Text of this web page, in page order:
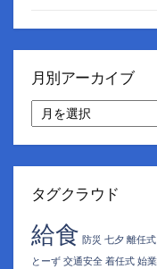
月別アーカイブ
別
ア
イ
タグクラウド
給食 防災 七夕 離任式
とーず 交通安全 着任式 始